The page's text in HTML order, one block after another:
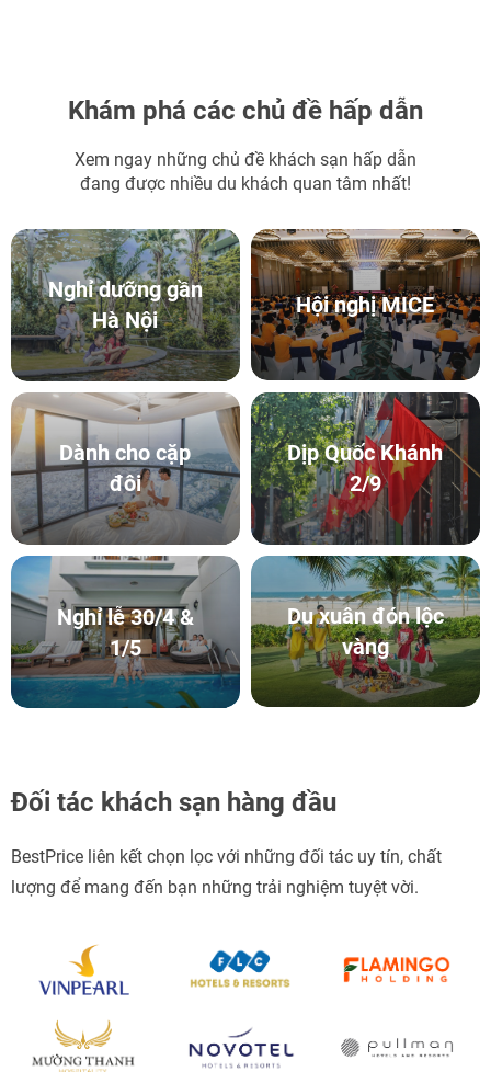
Khám phá các chủ đề hấp dẫn
Xem ngay những chủ đề khách sạn hấp dẫn
đang được nhiều du khách quan tâm nhất!
Nghỉ dưỡng gần
Hà Nội
Hội nghị MICE
Dành cho cặp
đôi
Dịp Quốc Khánh
2/9
Nghỉ lễ 30/4 &
1/5
Du xuân đón lộc
vàng
Đối tác khách sạn hàng đầu
BestPrice liên kết chọn lọc với những đối tác uy tín, chất
lượng để mang đến bạn những trải nghiệm tuyệt vời.